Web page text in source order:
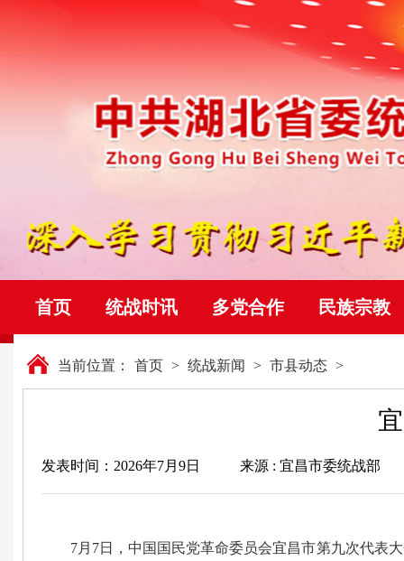
首页 统战时讯 多党合作 民族宗教
当前位置： 首页 > 统战新闻 > 市县动态 >
发表时间：2026年7月9日 来源 : 宜昌市委统战部
7月7日，中国国民党革命委员会宜昌市第九次代表